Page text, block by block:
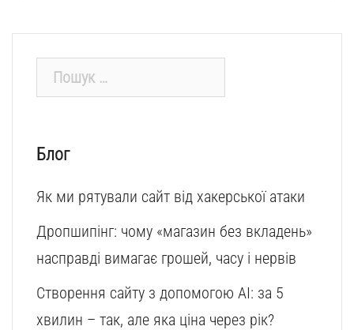
Пошук:
Блог
Як ми рятували сайт від хакерської атаки
Дропшипінг: чому «магазин без вкладень»
насправді вимагає грошей, часу і нервів
Створення сайту з допомогою AI: за 5
хвилин – так, але яка ціна через рік?